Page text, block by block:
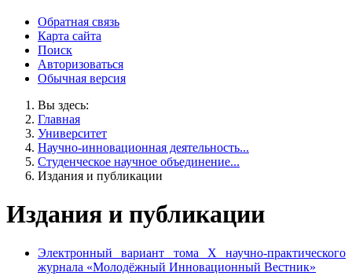
Обратная связь
Карта сайта
Поиск
Авторизоваться
Обычная версия
Вы здесь:
Главная
Университет
Научно-инновационная деятельность...
Студенческое научное объединение...
Издания и публикации
Издания и публикации
Электронный вариант тома X научно-практического
журнала «Молодёжный Инновационный Вестник»